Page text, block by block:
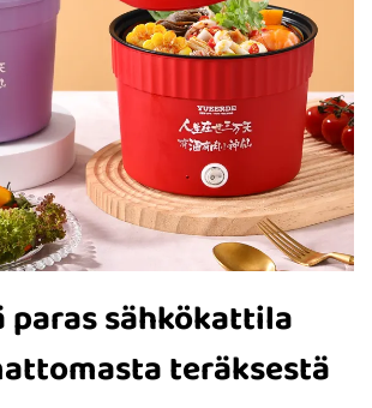
paras sähkökattila
teräksestä